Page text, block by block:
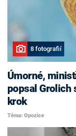
8 fotografií
Úmorné,
popsal Grolich
krok
Téma: Opozice